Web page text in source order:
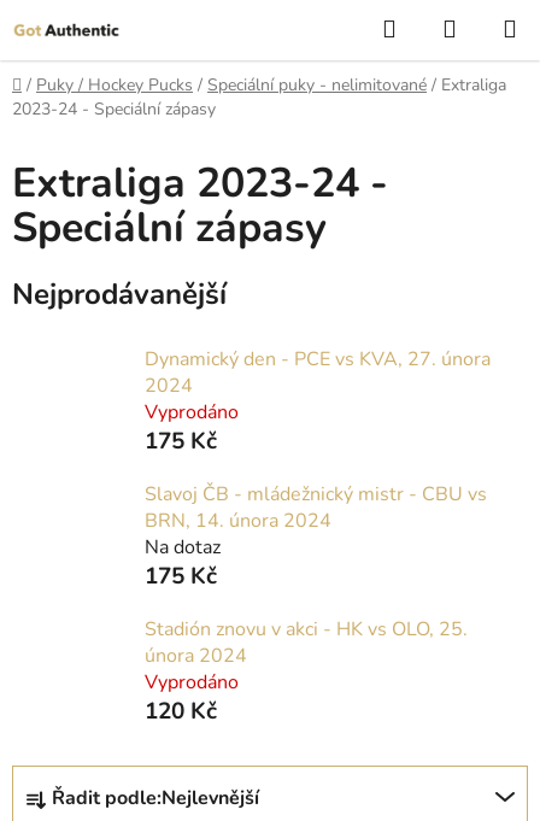
na
obsah
Hledat
KOŠÍK
Domů
/ Puky / Hockey Pucks / Speciální puky - nelimitované / Extraliga
2023-24 - Speciální zápasy
Extraliga 2023-24 -
Speciální zápasy
Nejprodávanější
Dynamický den - PCE vs KVA, 27. února
2024
Vyprodáno
175 Kč
Slavoj ČB - mládežnický mistr - CBU vs
BRN, 14. února 2024
Na dotaz
175 Kč
Stadión znovu v akci - HK vs OLO, 25.
února 2024
Vyprodáno
120 Kč
Ř
Řadit podle:Nejlevnější